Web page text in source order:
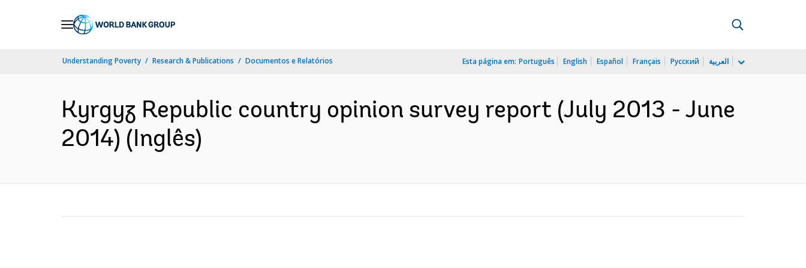
Understanding Poverty Research & Publications Documentos e Relatórios Esta página em: Português English Español Français Русский العربية
Kyrgyz Republic country opinion survey report (July 2013 - June
2014) (Inglês)